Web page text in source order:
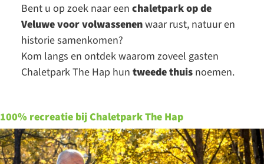
Bent u op zoek naar een chaletpark op de
Veluwe voor volwassenenwaar rust, natuur en
historie samenkomen?
Kom langs en ontdek waarom zoveel gasten
Chaletpark The Hap hun tweede thuisnoemen.
100% recreatie bij Chaletpark The Hap